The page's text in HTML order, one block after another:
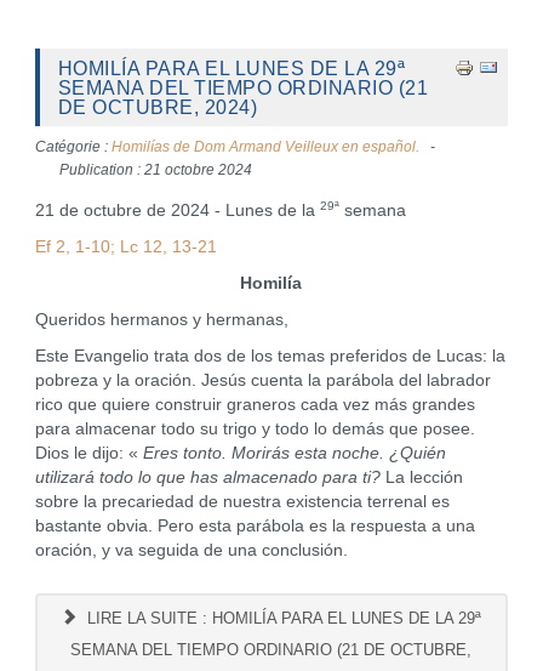
HOMILÍA PARA EL LUNES DE LA 29ª
SEMANA DEL TIEMPO ORDINARIO (21
DE OCTUBRE, 2024)
Catégorie : Homilías de Dom Armand Veilleux en español.
Publication : 21 octobre 2024
21 de octubre de 2024 - Lunes de la 29ªsemana
Ef 2, 1-10; Lc 12, 13-21
Homilía
Queridos hermanos y hermanas,
Este Evangelio trata dos de los temas preferidos de Lucas: la
pobreza y la oración. Jesús cuenta la parábola del labrador
rico que quiere construir graneros cada vez más grandes
para almacenar todo su trigo y todo lo demás que posee.
Dios le dijo: « Eres tonto. Morirás esta noche. ¿Quién
utilizará todo lo que has almacenado para ti?La lección
sobre la precariedad de nuestra existencia terrenal es
bastante obvia. Pero esta parábola es la respuesta a una
oración, y va seguida de una conclusión.
LIRE LA SUITE : HOMILÍA PARA EL LUNES DE LA 29ª
SEMANA DEL TIEMPO ORDINARIO (21 DE OCTUBRE,